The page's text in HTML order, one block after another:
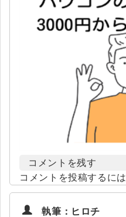
コメントを残す
コメントを投稿するには
執筆：ヒロチ